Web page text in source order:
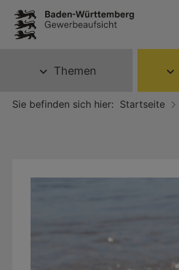
expand_more Themen expand_more
Sie befinden sich hier: Startseite